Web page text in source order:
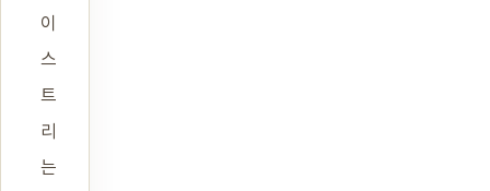
이
스
트
리
는